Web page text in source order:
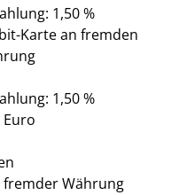
1,50 %
Karte an fremden
1,50 %
fremder Währung